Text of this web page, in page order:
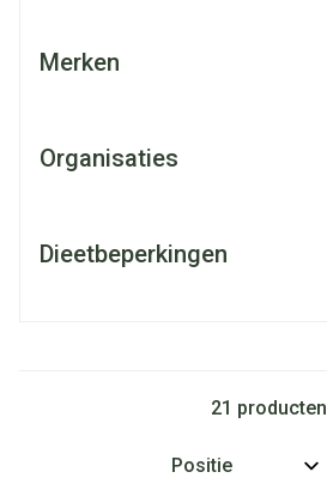
Merken
Organisaties
Dieetbeperkingen
21 producten
Sorteer op: